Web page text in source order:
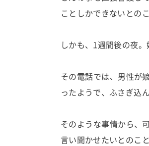
ことしかできないとの
しかも、1週間後の夜
その電話では、男性が
ったようで、ふさぎ込
そのような事情から、
言い聞かせたいとのこと